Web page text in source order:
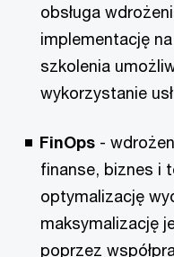
obsługa
implementację
szkolenia
wykorzystanie
FinOps -
finanse, biznes i
optymalizację
maksymalizację
poprzez